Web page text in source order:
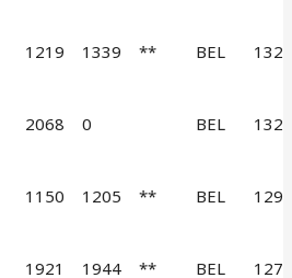
1219 1339 ** BEL 132
2068 0 BEL 132
1150 1205 ** BEL 129
1921 1944 ** BEL 127